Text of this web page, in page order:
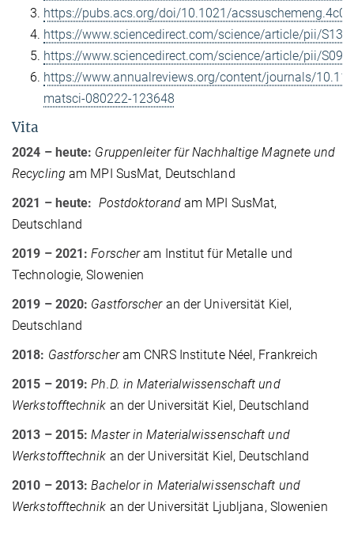
https://pubs.acs.org/doi/10.1021/
https://www.sciencedirect.com/science/article/pii/
https://www.sciencedirect.com/science/article/pii/
https://www.annualreviews.org/content/journals/
matsci-080222-123648
Vita
2024 – heute: Gruppenleiter für Nachhaltige Magnete und
Recycling am MPI SusMat, Deutschland
2021 – heute: Postdoktorandam MPI SusMat,
Deutschland
2019 – 2021: Forscheram Institut für Metalle und
Technologie, Slowenien
2019 – 2020: Gastforscheran der Universität Kiel,
Deutschland
2018: Gastforscheram CNRS Institute Néel, Frankreich
2015 – 2019: Ph.D. in Materialwissenschaft und
Werkstofftechnik an der Universität Kiel, Deutschland
2013 – 2015: Master in Materialwissenschaft und
Werkstofftechnik an der Universität Kiel, Deutschland
2010 – 2013: Bachelor in Materialwissenschaft und
Werkstofftechnik an der Universität Ljubljana, Slowenien